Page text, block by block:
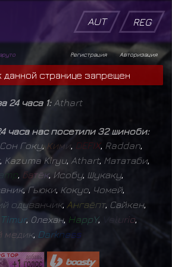
AUT REG
Авторизация
Регистрация
данной странице запрещен
24 часа 1: Athart
часа нас посетили 32 шиноби:
Сон Гоку, Кими DEFIX, Raddan
, Kazuma Kiryu, Athart, Мататаби,
m Батёк, Исобу, Шукаку,
, Гьюки, Кокуо Чомей,
й одуванчик, Ангаёпт, Сайкен,
Timur, Олехан, HappY, l urio
медик, Darkness